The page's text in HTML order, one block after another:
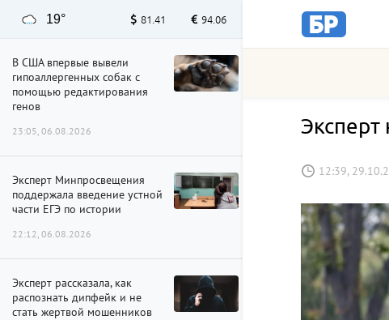
19° 81.41 94.06
В США впервые вывели
гипоаллергенных собак с
помощью редактирования
генов
23:05, 06.08.2026
Эксперт Минпросвещения
поддержала введение устной
части ЕГЭ по истории
22:12, 06.08.2026
Эксперт рассказала, как
распознать дипфейк и не
стать жертвой мошенников
Эксперт
12:39,